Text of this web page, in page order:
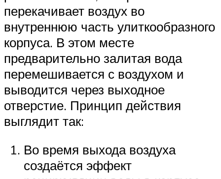
перекачивает воздух во
внутреннюю часть улиткообразного
корпуса. В этом месте
предварительно залитая вода
перемешивается с воздухом и
выводится через выходное
отверстие. Принцип действия
выглядит так:
Во время выхода воздуха
создаётся эффект